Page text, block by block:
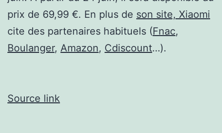
prix de 69,99 €. En plus de son site, Xiaomi
cite des partenaires habituels (Fnac,
Boulanger, Amazon, Cdiscount…).
Source link